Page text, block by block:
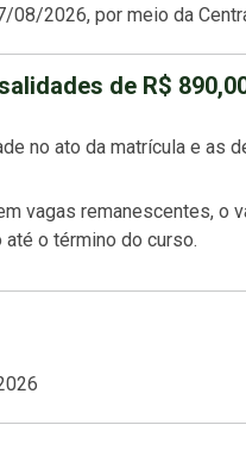
08/2026, por meio da
de R$
no ato da matrícula e as
vagas remanescentes, o
o término do curso.